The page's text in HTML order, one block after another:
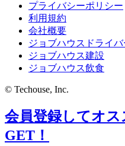
プライバシーポリシー
利用規約
会社概要
ジョブハウスドライ
ジョブハウス建設
ジョブハウス飲食
© Techouse, Inc.
会員登録してオ
GET！